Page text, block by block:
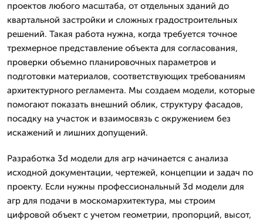
проектов любого масштаба, от отдельных зданий до
квартальной застройки и сложных градостроительных
решений. Такая работа нужна, когда требуется точное
трехмерное представление объекта для согласования,
проверки объемно планировочных параметров и
подготовки материалов, соответствующих требованиям
архитектурного регламента. Мы создаем модели, которые
помогают показать внешний облик, структуру фасадов,
посадку на участок и взаимосвязь с окружением без
искажений и лишних допущений.
Разработка 3d модели для агр начинается с анализа
исходной документации, чертежей, концепции и задач по
проекту. Если нужны профессиональный 3d модели для
агр для подачи в москомархитектура, мы строим
цифровой объект с учетом геометрии, пропорций, высот,